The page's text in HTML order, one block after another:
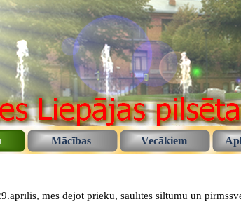
Mācības Vecākiem
mēs dejot prieku, saulītes siltumu un